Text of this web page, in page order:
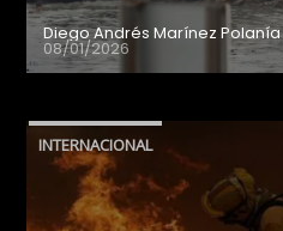
Diego Andrés Marínez Polanía
08/01/2026
INTERNACIONAL